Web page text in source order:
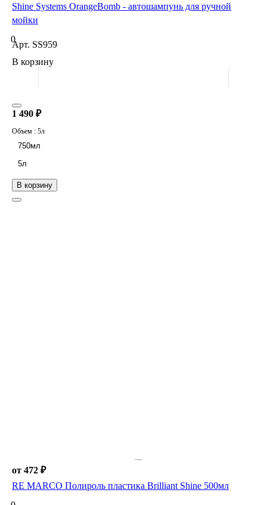
Shine Systems OrangeBomb - автошампунь для ручной
мойки
0
Арт. SS959
В корзину
В корзину
1 490 ₽
Объем : 5л
750мл
5л
от 472 ₽
RE MARCO Полироль пластика Brilliant Shine 500мл